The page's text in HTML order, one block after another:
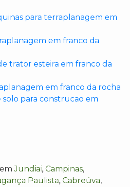
para terraplanagem em
em franco da
trator esteira em franco da
em franco da rocha
para construcao em
emJundiai, Campinas,
Paulista, Cabreúva,